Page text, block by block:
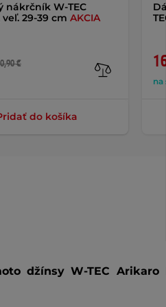
nákrčník W-TEC
veľ. 29-39 cm AKCIA
€
do košíka
na
džínsy W-TEC Arikaro